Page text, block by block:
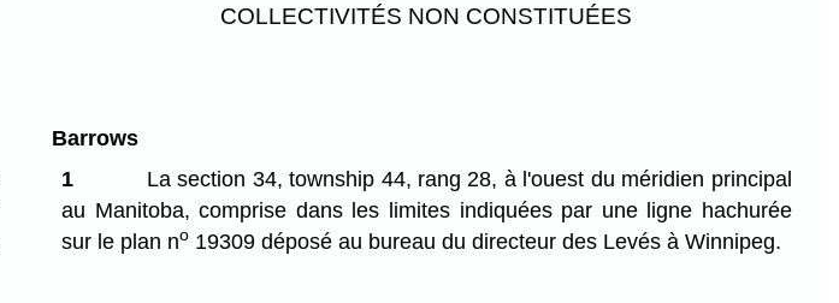
COLLECTIVITÉS NON CONSTITUÉES
Barrows
1
La section 34, township 44, rang 28, à l'ouest du méridien principal
au Manitoba, comprise dans les limites indiquées par une ligne hachurée
sur le plan no 19309 déposé au bureau du directeur des Levés à Winnipeg.